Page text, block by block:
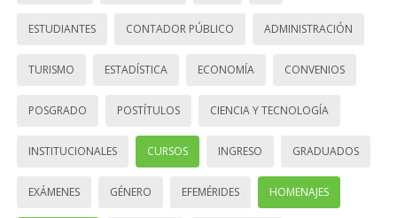
ESTUDIANTES CONTADOR PÚBLICO ADMINISTRACIÓN
TURISMO ESTADÍSTICA ECONOMÍA CONVENIOS
POSGRADO POSTÍTULOS CIENCIA Y TECNOLOGÍA
INSTITUCIONALES CURSOS INGRESO GRADUADOS
EXÁMENES GÉNERO EFEMÉRIDES HOMENAJES